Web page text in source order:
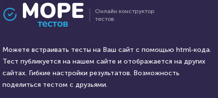
Психология
отсталость
Awdienko HTML - код
Проходили 576 раз
Тест для знатоков Москвы:
от истории зарождения
будущей столицы - до
присвоения звания «Город-
герой»
Онлайн конструктор
тестов
Можете встраивать тесты на Ваш сайт с помощью html-кода.
Тест публикуется на нашем сайте и отображается на других
сайтах. Гибкие настройки результатов. Возможность
поделиться тестом с друзьями.